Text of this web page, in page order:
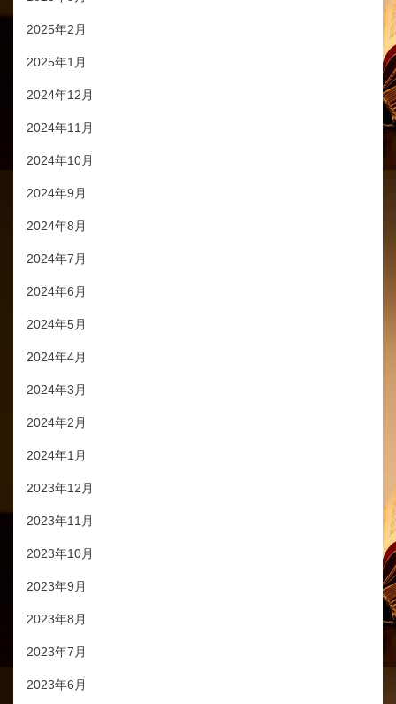
2025年2月
2025年1月
2024年12月
2024年11月
2024年10月
2024年9月
2024年8月
2024年7月
2024年6月
2024年5月
2024年4月
2024年3月
2024年2月
2024年1月
2023年12月
2023年11月
2023年10月
2023年9月
2023年8月
2023年7月
2023年6月